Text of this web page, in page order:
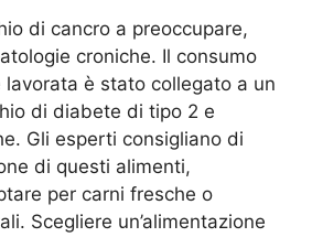
di cancro a preoccupare,
croniche. Il consumo
lavorata è stato collegato a un
di diabete di tipo 2 e
Gli esperti consigliano di
di questi alimenti,
per carni fresche o
Scegliere un’alimentazione